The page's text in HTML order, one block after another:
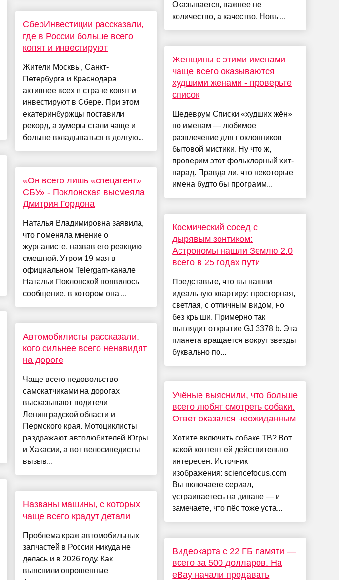
СберИнвестиции рассказали,
где в России больше всего
копят и инвестируют
Жители Москвы, Санкт-
Петербурга и Краснодара
активнее всех в стране копят и
инвестируют в Сбере. При этом
екатеринбуржцы поставили
рекорд, а зумеры стали чаще и
больше вкладываться в долгую...
«Он всего лишь «спецагент»
СБУ» - Поклонская высмеяла
Дмитрия Гордона
Наталья Владимировна заявила,
что поменяла мнение о
журналисте, назвав его реакцию
смешной. Утром 19 мая в
официальном Telergam-канале
Натальи Поклонской появилось
сообщение, в котором она ...
Автомобилисты рассказали,
кого сильнее всего ненавидят
на дороге
Чаще всего недовольство
самокатчиками на дорогах
высказывают водители
Ленинградской области и
Пермского края. Мотоциклисты
раздражают автолюбителей Югры
и Хакасии, а вот велосипедисты
вызыв...
Названы машины, с которых
чаще всего крадут детали
Проблема краж автомобильных
запчастей в России никуда не
делась и в 2026 году. Как
выяснили опрошенные
Оказывается, важнее не
количество, а качество. Новы...
Женщины с этими именами
чаще всего оказываются
худшими жёнами - проверьте
список
Шедеврум Списки «худших жён»
по именам — любимое
развлечение для поклонников
бытовой мистики. Ну что ж,
проверим этот фольклорный хит-
парад. Правда ли, что некоторые
имена будто бы программ...
Космический сосед с
дырявым зонтиком:
Астрономы нашли Землю 2.0
всего в 25 годах пути
Представьте, что вы нашли
идеальную квартиру: просторная,
светлая, с отличным видом, но
без крыши. Примерно так
выглядит открытие GJ 3378 b. Эта
планета вращается вокруг звезды
буквально по...
Учёные выяснили, что больше
всего любят смотреть собаки.
Ответ оказался неожиданным
Хотите включить собаке ТВ? Вот
какой контент ей действительно
интересен. Источник
изображения: sciencefocus.com
Вы включаете сериал,
устраиваетесь на диване — и
замечаете, что пёс тоже уста...
Видеокарта с 22 ГБ памяти —
всего за 500 долларов. На
eBay начали продавать